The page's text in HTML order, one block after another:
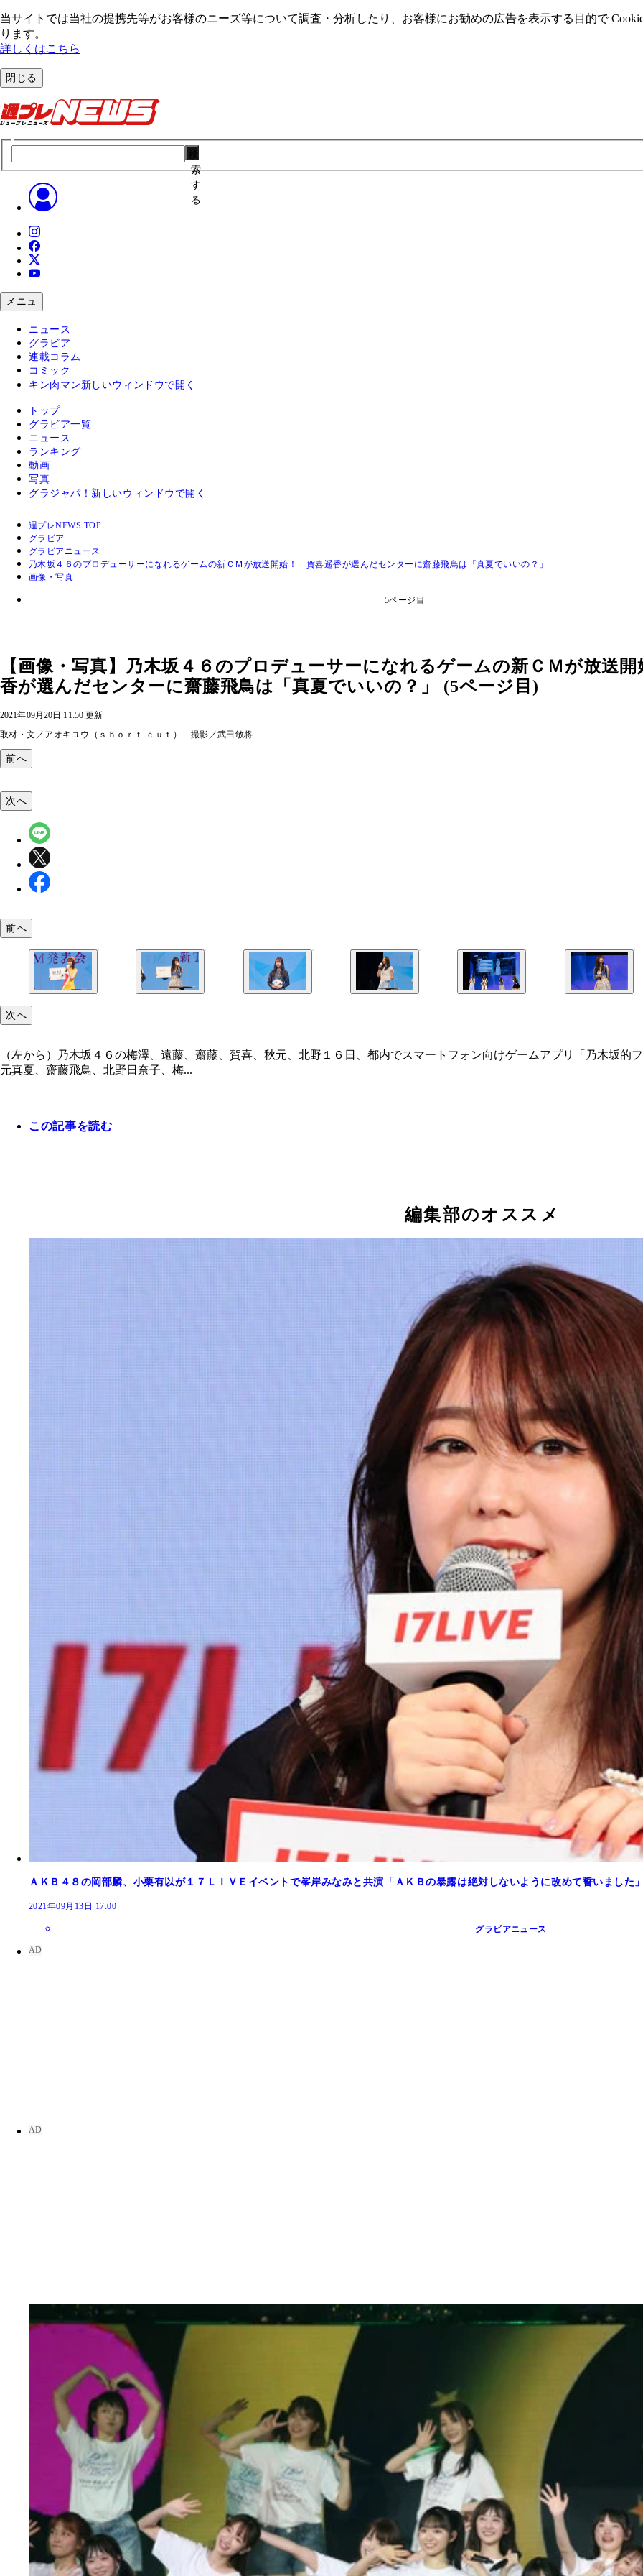
当サイトでは当社の提携先等がお客様のニーズ等について調査・分析したり、お客様にお勧めの広告を表⽰する⽬的で
ります。
詳しくはこちら
閉じる
索
す
る
メニュ
ニュース
グラビア
連載コラム
コミック
キン肉マン 新しいウィンドウで開く
トップ
グラビア一覧
ニュース
ランキング
動画
写真
グラジャパ！ 新しいウィンドウで開く
週プレNEWS TOP
グラビア
グラビアニュース
乃木坂４６のプロデューサーになれるゲームの新ＣＭが放送開始！ 賀喜遥香が選んだセンターに齋藤飛鳥は「真夏でいいの？」
画像・写真
5ページ目
【画像・写真】乃木坂４６のプロデューサーになれるゲームの新ＣＭが放送
香が選んだセンターに齋藤飛鳥は「真夏でいいの？」 (5ページ目)
2021年09月20日 11:50 更新
取材・文／アオキユウ（ｓｈｏｒｔ ｃｕｔ） 撮影／武田敏将
前へ
次へ
前へ
次へ
（左から）乃木坂４６の梅澤、遠藤、齋藤、賀喜、秋元、北野１６日、都内でスマートフォン向けゲームアプリ「乃木坂
元真夏、齋藤飛鳥、北野日奈子、梅...
この記事を読む
編集部のオススメ
ＡＫＢ４８の岡部麟、小栗有以が１７ＬＩＶＥイベントで峯岸みなみと共演「ＡＫＢの暴露は絶対しないように改めて誓いました
2021年09月13日 17:00
グラビアニュース